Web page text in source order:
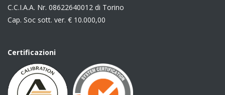
C.C.I.A.A. Nr. 08622640012 di Torino
Cap. Soc sott. ver. € 10.000,00
Certificazioni